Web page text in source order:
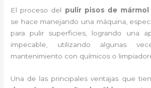
El proceso del pulir pisos de
se hace manejando una máquina,
para pulir superficies, logrando una
impecable, utilizando algunas
mantenimiento con químicos o
Una de las principales ventajas que